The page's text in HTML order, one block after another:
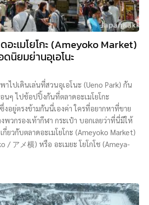
อะเมโยโกะ (Ameyoko Market)
นิยมย่านอุเอโนะ
าไปเดินเล่นที่สวนอุเอโนะ (Ueno Park) กัน
นๆ ไปช้อปปิ้งกันที่ตลาดอะเมโยโกะ
อยู่ตรงข้ามกันนี่เองค่า ใครที่อยากหาที่ขาย
พวกรองเท้ากีฬา กระเป๋า บอกเลยว่าที่นี่มีให้
กี่ยวกับตลาดอะเมโยโกะ (Ameyoko Market)
/ アメ横) หรือ อะเมยะ โยโกโช (Ameya-